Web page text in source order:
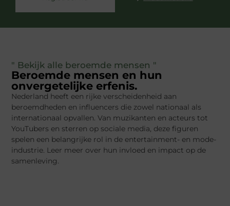
" Bekijk alle beroemde mensen "
Beroemde mensen en hun
onvergetelijke erfenis.
Nederland heeft een rijke verscheidenheid aan
beroemdheden en influencers die zowel nationaal als
internationaal opvallen. Van muzikanten en acteurs tot
YouTubers en sterren op sociale media, deze figuren
spelen een belangrijke rol in de entertainment- en mode-
industrie. Leer meer over hun invloed en impact op de
samenleving.